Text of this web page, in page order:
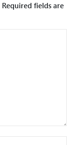
Required fields are